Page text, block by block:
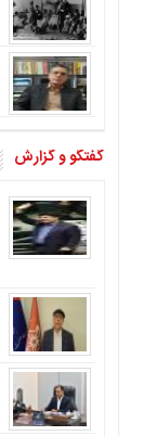
گفتگو و گزارش